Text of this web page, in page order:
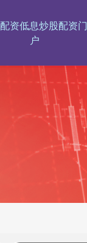
配资低息炒股配资门
户